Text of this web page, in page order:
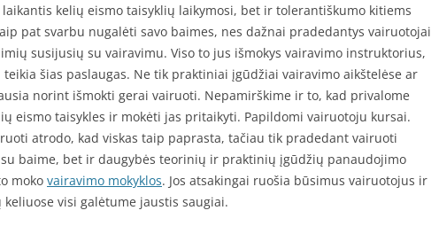
kelių eismo taisyklių laikymosi, bet ir tolerantiškumo kitiems
pat svarbu nugalėti savo baimes, nes dažnai pradedantys vairuotojai
susijusių su vairavimu. Viso to jus išmokys vairavimo instruktorius,
šias paslaugas. Ne tik praktiniai įgūdžiai vairavimo aikštelėse ar
norint išmokti gerai vairuoti. Nepamirškime ir to, kad privalome
eismo taisykles ir mokėti jas pritaikyti. Papildomi vairuotoju kursai.
atrodo, kad viskas taip paprasta, tačiau tik pradedant vairuoti
baime, bet ir daugybės teorinių ir praktinių įgūdžių panaudojimo
moko vairavimo mokyklos. Jos atsakingai ruošia būsimus vairuotojus ir
visi galėtume jaustis saugiai.